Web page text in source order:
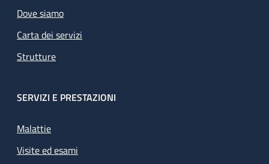
Dove siamo
Carta dei servizi
Strutture
SERVIZI E PRESTAZIONI
Malattie
Visite ed esami